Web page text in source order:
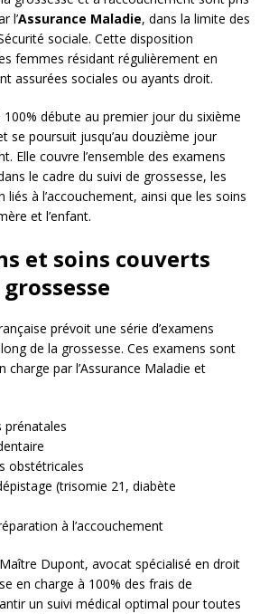
l’Assurance Maladie, dans la limite des
sociale. Cette disposition
femmes résidant régulièrement en
assurées sociales ou ayants droit.
100% débute au premier jour du sixième
se poursuit jusqu’au douzième jour
Elle couvre l’ensemble des examens
le cadre du suivi de grossesse, les
liés à l’accouchement, ainsi que les soins
et l’enfant.
et soins couverts
prévoit une série d’examens
de la grossesse. Ces examens sont
charge par l’Assurance Maladie et
prénatales
obstétricales
(trisomie 21, diabète
à l’accouchement
Dupont, avocat spécialisé en droit
en charge à 100% des frais de
un suivi médical optimal pour toutes